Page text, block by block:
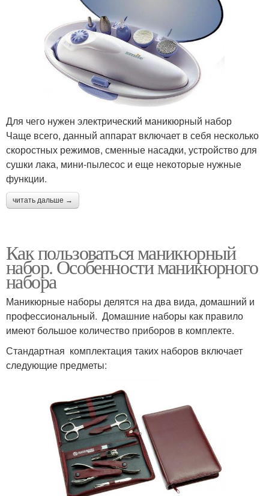
Для чего нужен электрический маникюрный набор
Чаще всего, данный аппарат включает в себя несколько
скоростных режимов, сменные насадки, устройство для
сушки лака, мини-пылесос и еще некоторые нужные
функции.
читать дальше →
Как пользоваться маникюрный
набор. Особенности маникюрного
набора
Маникюрные наборы делятся на два вида, домашний и
профессиональный. Домашние наборы как правило
имеют большое количество приборов в комплекте.
Стандартная комплектация таких наборов включает
следующие предметы: